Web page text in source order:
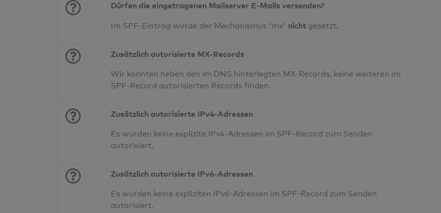
Dürfen die eingetragenen Mailserver E-Mails versenden?
Im SPF-Eintrag wurde der Mechanismus 'mx' nicht gesetzt.
Zusätzlich autorisierte MX-Records
Wir konnten neben den im DNS hinterlegten MX-Records, keine weiteren im
SPF-Record autorisierten Records finden.
Zusätzlich autorisierte IPv4-Adressen
Es wurden keine explizite IPv4-Adressen im SPF-Record zum Senden
autorisiert.
Zusätzlich autorisierte IPv6-Adressen
Es wurden keine expliziten IPv6-Adressen im SPF-Record zum Senden
autorisiert.